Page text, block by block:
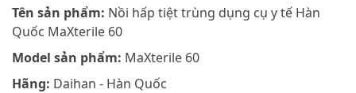
Tên sản phẩm: Nồi hấp tiệt trùng dụng cụ y tế Hàn
Quốc MaXterile 60
Model sản phẩm: MaXterile 60
Hãng: Daihan - Hàn Quốc